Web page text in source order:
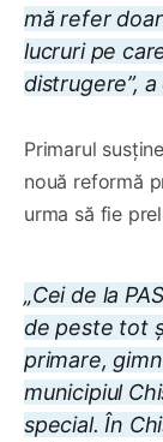
mă refer
lucruri pe
distrugere”,
Primarul
nouă reformă
urma să fie
„Cei de la
de peste tot
primare,
municipiul
special. În